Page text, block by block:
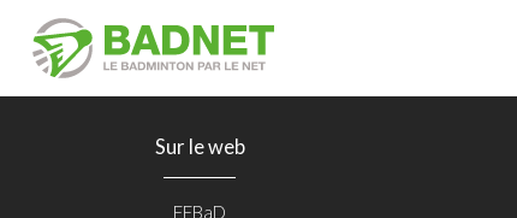
Sur le web
FFBaD